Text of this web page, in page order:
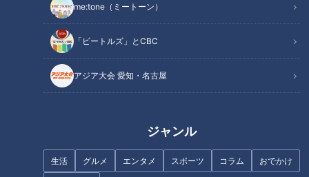
me:tone（ミートーン）
「ビートルズ」とCBC
アジア大会 愛知・名古屋
ジャンル
生活 グルメ エンタメ スポーツ コラム おでかけ
CBCテレビ『花咲かタイムズ』推しタビ
恋路ヶ浜のすぐ近くにお店を構える『灯台茶屋』。海を眺めな